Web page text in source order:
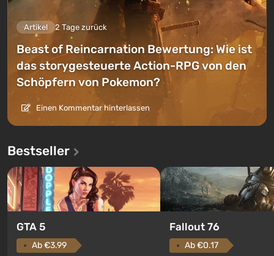
Artikel 2 Tage zurück
Beast of Reincarnation Bewertung: Wie ist
das storygesteuerte Action-RPG von den
Schöpfern von Pokemon?
Einen Kommentar hinterlassen
Bestseller
GTA 5
Ab €3.99
Fallout 76
Ab €0.17